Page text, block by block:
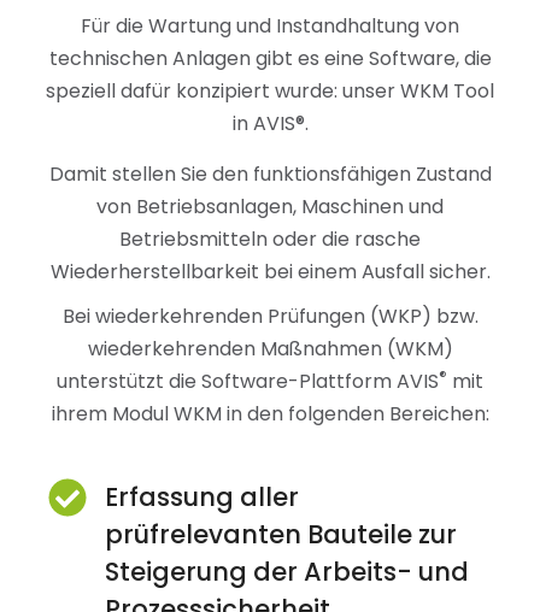
Für die Wartung und Instandhaltung von
technischen Anlagen gibt es eine Software, die
speziell dafür konzipiert wurde: unser WKM Tool
in AVIS®.
Damit stellen Sie den funktionsfähigen Zustand
von Betriebsanlagen, Maschinen und
Betriebsmitteln oder die rasche
Wiederherstellbarkeit bei einem Ausfall sicher.
Bei wiederkehrenden Prüfungen (WKP) bzw.
wiederkehrenden Maßnahmen (WKM)
unterstützt die Software-Plattform AVIS® mit
ihrem Modul WKM in den folgenden Bereichen:
Erfassung aller
prüfrelevanten Bauteile zur
Steigerung der Arbeits- und